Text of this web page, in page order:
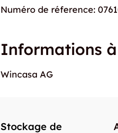
Numéro de réference:
Informations
Wincasa AG
Stockage de